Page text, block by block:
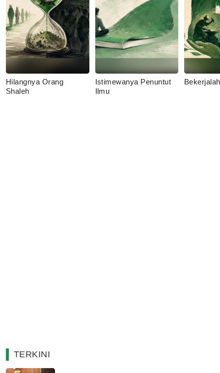
Hilangnya Orang
Shaleh
Istimewanya Penuntut
Ilmu
Bekerjalah
TERKINI